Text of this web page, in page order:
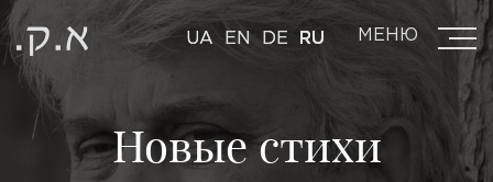
UA EN DE RU МЕНЮ
Новые стихи